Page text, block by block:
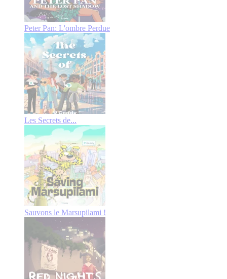
Peter Pan: L'ombre Perdue
Les Secrets de...
Sauvons le Marsupilami !